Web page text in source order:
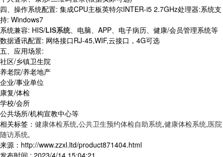
四、操作系统配置: 集成CPU主板英特尔INTER-i5 2.7GHz处理器:系统支
持: Windows7
系统兼容: HIS/LIS系统、电脑、APP、电子病历、健康/会员管理系统等
数据通讯配置: 网络接口RJ-45,WIF,云接口，4G可选
五、应用场景:
社区/乡镇卫生院
养老院/养老地产
企业/事业单位
康复/体检
学校/会所
公共场所/机构宣教中心等
相关标签： 健康体检系统,公共卫生预约体检自助系统,健康体检系统,医院
随访系统,
来源：http://www.zzxl.ltd/product871404.html